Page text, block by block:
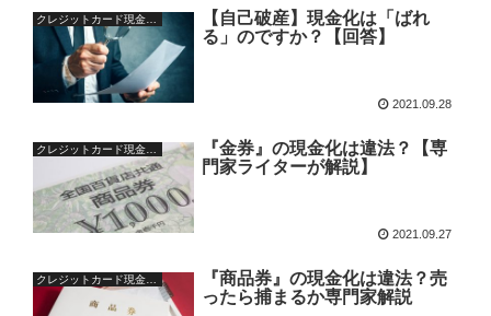
【自己破産】現金化は「ばれ
る」のですか？【回答】
2021.09.28
『金券』の現金化は違法？【専
門家ライターが解説】
2021.09.27
『商品券』の現金化は違法？売
ったら捕まるか専門家解説